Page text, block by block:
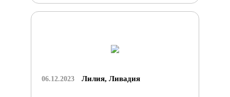
06.12.2023 Лилия, Ливадия